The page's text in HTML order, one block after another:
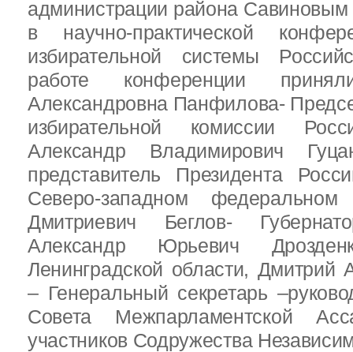
администрации района Савиновым
в научно-практической
избирательной системы
работе конференции
Александровна Панфилова-
избирательной комиссии
Александр Владимирович
представитель Президента
Северо-западном федеральном
Дмитриевич Беглов-
Александр Юрьевич
Ленинградской области, Дмитрий
– Генеральный секретарь
Совета Межпарламентской
участников Содружества